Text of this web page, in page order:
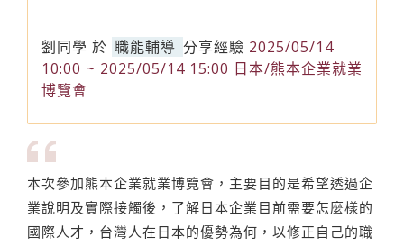
劉同學 於 職能輔導 分享經驗 2025/05/14
10:00 ~ 2025/05/14 15:00 日本/熊本企業就業
博覽會
本次參加熊本企業就業博覽會，主要目的是希望透過企
業說明及實際接觸後，了解日本企業目前需要怎麼樣的
國際人才，台灣人在日本的優勢為何，以修正自己的職